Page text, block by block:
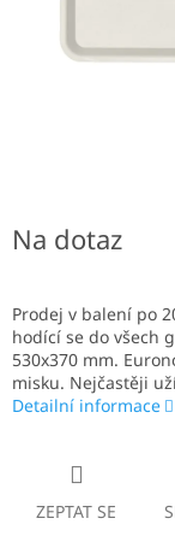
Na dotaz
Prodej v balení po
hodící se do všech
530x370 mm.
misku. Nejčastěji
Detailní informace
ZEPTAT SE